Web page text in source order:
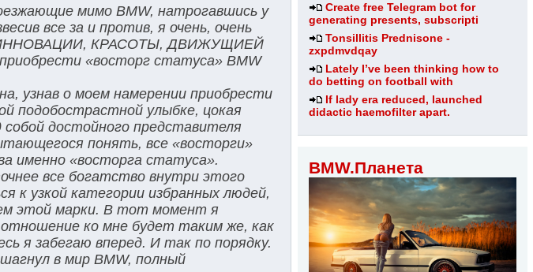
Create free Telegram bot for
generating presents, subscripti
Tonsillitis Prednisone -
zxpdmvdqay
Lately I’ve been thinking how to
do betting on football with
If lady era reduced, launched
didactic haemofilter apart.
BMW.Планета
мимо BMW, натрогавшись у
все за и против, я очень, очень
ИННОВАЦИИ, КРАСОТЫ, ДВИЖУЩИЕЙ
«восторг статуса» BMW
узнав о моем намерении приобрести
подобострастной улыбке, цокая
собой достойного представителя
понять, все «восторги»
именно «восторга статуса».
все богатство внутри этого
узкой категории избранных людей,
этой марки. В тот момент я
ко мне будет таким же, как
я забегаю вперед. И так по порядку.
в мир BMW, полный